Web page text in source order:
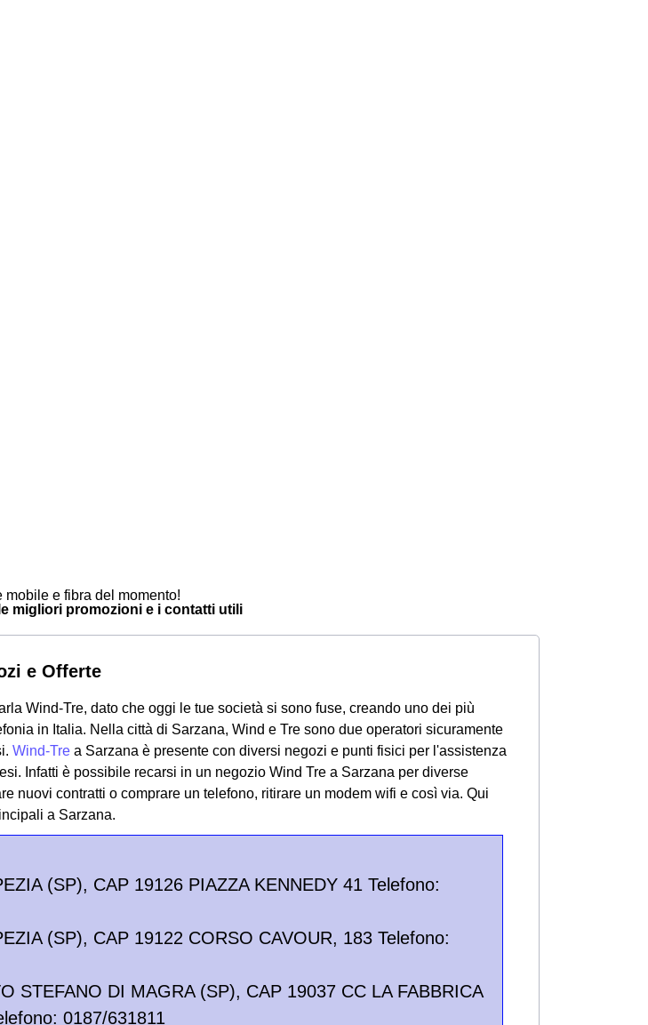
e fibra del momento!
migliori promozioni e i contatti utili
e Offerte
Wind-Tre, dato che oggi le tue società si sono fuse, creando uno dei più
in Italia. Nella città di Sarzana, Wind e Tre sono due operatori sicuramente
Wind-Tre a Sarzana è presente con diversi negozi e punti fisici per l'assistenza
Infatti è possibile recarsi in un negozio Wind Tre a Sarzana per diverse
nuovi contratti o comprare un telefono, ritirare un modem wifi e così via. Qui
a Sarzana.
(SP), CAP 19126 PIAZZA KENNEDY 41 Telefono:
(SP), CAP 19122 CORSO CAVOUR, 183 Telefono:
STEFANO DI MAGRA (SP), CAP 19037 CC LA FABBRICA
0187/631811